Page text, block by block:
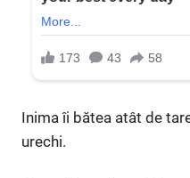
Inima îi bătea atât de
urechi.